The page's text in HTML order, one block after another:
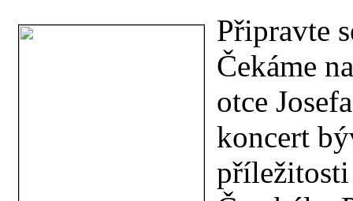
Připravte
Čekáme
otce
koncert